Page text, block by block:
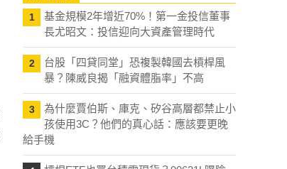
1
基金規模2年增近70%！第一金投信董事
長尤昭文：投信迎向大資產管理時代
2
台股「四貸同堂」恐複製韓國去槓桿風
暴？陳威良揭「融資體脂率」不高
3
為什麼賈伯斯、庫克、矽谷高層都禁止小
孩使用3C？他們的真心話：應該要更晚
給手機